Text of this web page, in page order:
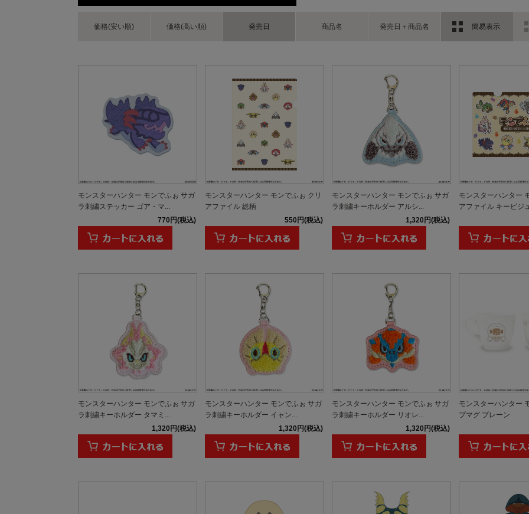
価格(安い順) 価格(高い順) 発売日 商品名 発売日＋商品名 簡易表示
モンスターハンター モンでふぉ サガ
ラ刺繍ステッカー ゴア・マ...
770円(税込)
モンスターハンター モンでふぉ クリ
アファイル 総柄
550円(税込)
モンスターハンター モンでふぉ サガ
ラ刺繍キーホルダー アルシ...
1,320円(税込)
モンスターハンター
アファイル キービジ
モンスターハンター モンでふぉ サガ
ラ刺繍キーホルダー タマミ...
1,320円(税込)
モンスターハンター モンでふぉ サガ
ラ刺繍キーホルダー イャン...
1,320円(税込)
モンスターハンター モンでふぉ サガ
ラ刺繍キーホルダー リオレ...
1,320円(税込)
モンスターハンター
プマグ プレーン